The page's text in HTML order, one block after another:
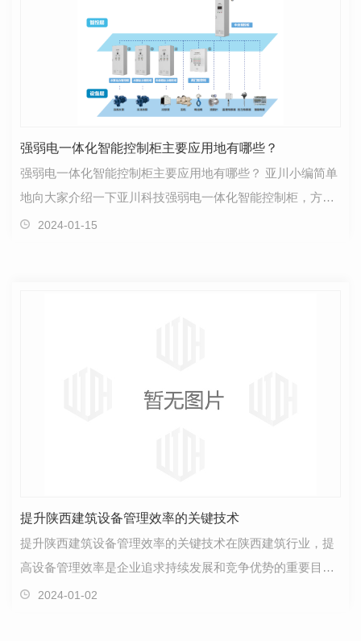
强弱电一体化智能控制柜主要应用地有哪些？
强弱电一体化智能控制柜主要应用地有哪些？ 亚川小编简单
地向大家介绍一下亚川科技强弱电一体化智能控制柜，方便
大家更好地了解控制柜以及知道亚川科技在强弱电…
2024-01-15
提升陕西建筑设备管理效率的关键技术
提升陕西建筑设备管理效率的关键技术在陕西建筑行业，提
高设备管理效率是企业追求持续发展和竞争优势的重要目
标。以下是一些关键技术，可以帮助企业实现这一目标。…
2024-01-02